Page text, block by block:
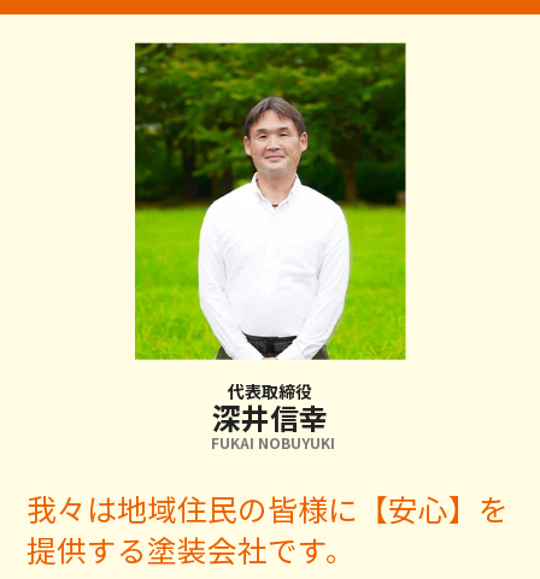
代表取締役
深井信幸
FUKAI NOBUYUKI
我々は地域住民の皆様に【安心】を
提供する塗装会社です。